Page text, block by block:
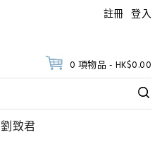
註冊 登入
0 項物品 - HK$0.00
劉致君